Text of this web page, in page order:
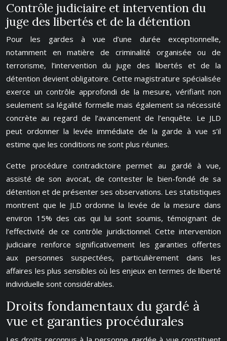
Contrôle judiciaire et intervention du
juge des libertés et de la détention
Pour les gardes à vue d’une durée exceptionnelle,
notamment en matière de criminalité organisée ou de
terrorisme, l’intervention du juge des libertés et de la
détention devient obligatoire. Cette magistrature spécialisée
exerce un contrôle approfondi de la mesure, vérifiant non
seulement sa légalité formelle mais également sa nécessité
concrète au regard de l’avancement de l’enquête. Le JLD
peut ordonner la levée immédiate de la garde à vue s’il
estime que les conditions ne sont plus réunies.
Cette procédure contradictoire permet au gardé à vue,
assisté de son avocat, de contester le bien-fondé de sa
détention et de présenter ses observations. Les statistiques
montrent que le JLD ordonne la levée de la mesure dans
environ 15% des cas qui lui sont soumis, témoignant de
l’effectivité de ce contrôle juridictionnel. Cette intervention
judiciaire renforce significativement les garanties offertes
aux personnes suspectées, particulièrement dans les
affaires les plus sensibles où les enjeux en termes de liberté
individuelle sont considérables.
Droits fondamentaux du gardé à
vue et garanties procédurales